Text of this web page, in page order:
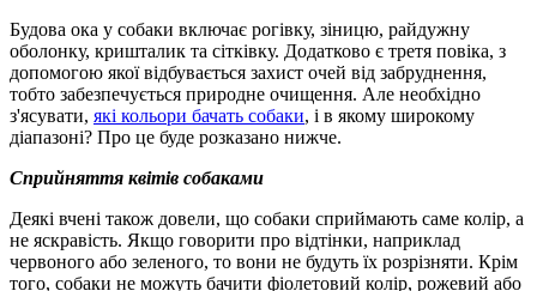
Будова ока у собаки включає рогівку, зіницю, райдужну
оболонку, кришталик та сітківку. Додатково є третя повіка, з
допомогою якої відбувається захист очей від забруднення,
тобто забезпечується природне очищення. Але необхідно
з'ясувати, які кольори бачать собаки, і в якому широкому
діапазоні? Про це буде розказано нижче.
Сприйняття квітів собаками
Деякі вчені також довели, що собаки сприймають саме колір, а
не яскравість. Якщо говорити про відтінки, наприклад
червоного або зеленого, то вони не будуть їх розрізняти. Крім
того, собаки не можуть бачити фіолетовий колір, рожевий або